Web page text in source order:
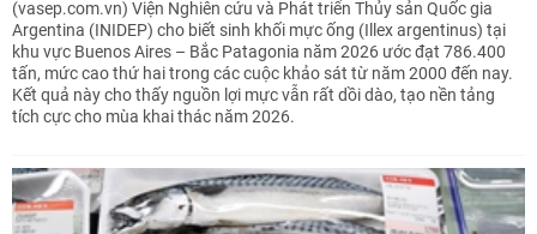
(vasep.com.vn) Viện Nghiên cứu và Phát triển Thủy sản Quốc gia
Argentina (INIDEP) cho biết sinh khối mực ống (Illex argentinus) tại
khu vực Buenos Aires – Bắc Patagonia năm 2026 ước đạt 786.400
tấn, mức cao thứ hai trong các cuộc khảo sát từ năm 2000 đến nay.
Kết quả này cho thấy nguồn lợi mực vẫn rất dồi dào, tạo nền tảng
tích cực cho mùa khai thác năm 2026.